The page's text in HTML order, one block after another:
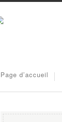
Page d’accueil